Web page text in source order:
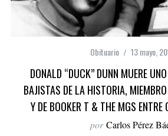
Obituario 13 mayo,
DONALD “DUCK” DUNN MUERE
BAJISTAS DE LA HISTORIA,
Y DE BOOKER T & THE MGS
por Carlos Pérez